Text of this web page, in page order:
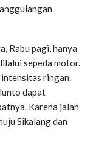
Rabu pagi, hanya
sepeda motor.
ringan.
dapat
Karena jalan
Sikalang dan